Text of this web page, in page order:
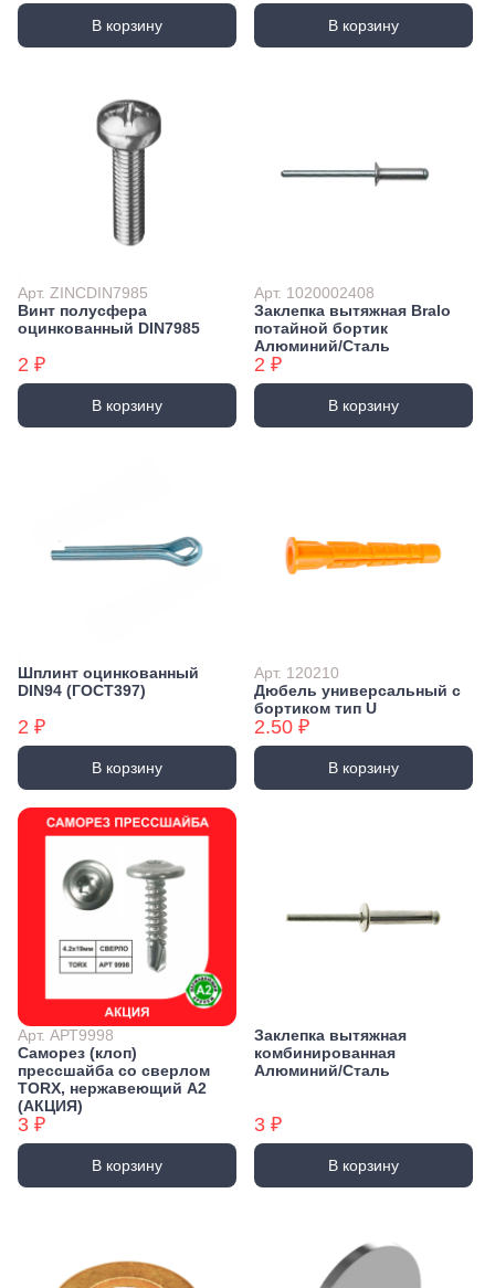
В корзину В корзину
Арт. ZINCDIN7985
Винт полусфера
оцинкованный DIN7985
2 ₽
В корзину
Арт. 1020002408
Заклепка вытяжная Bralo
потайной бортик
Алюминий/Сталь
2 ₽
В корзину
Шплинт оцинкованный
DIN94 (ГОСТ397)
2 ₽
В корзину
Арт. 120210
Дюбель универсальный с
бортиком тип U
2.50 ₽
В корзину
Арт. АРТ9998
Саморез (клоп)
прессшайба со сверлом
TORX, нержавеющий А2
(АКЦИЯ)
3 ₽
В корзину
Заклепка вытяжная
комбинированная
Алюминий/Сталь
3 ₽
В корзину